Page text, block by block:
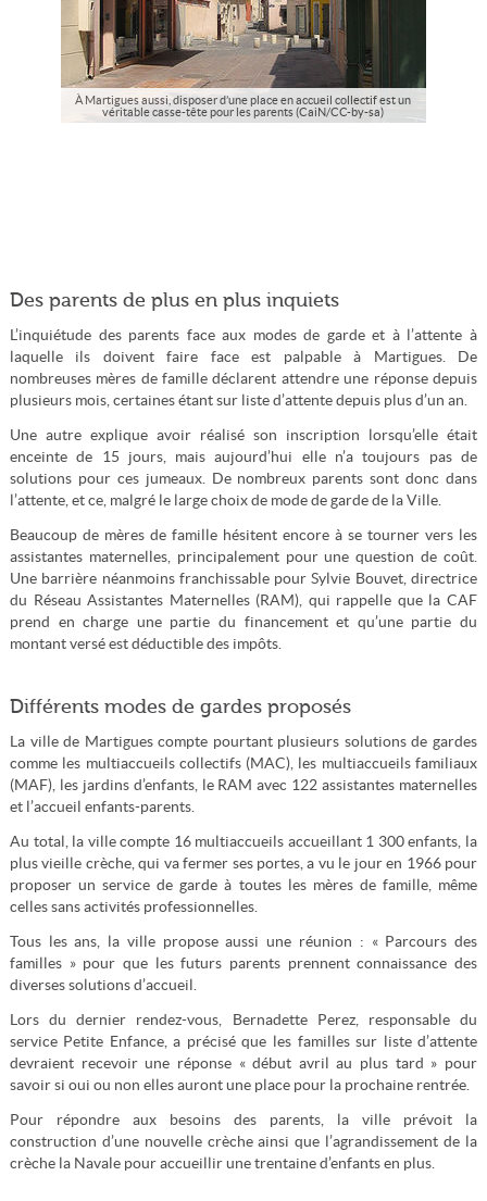
À Martigues aussi, disposer d’une place en accueil collectif est un
véritable casse-tête pour les parents (CaiN/CC-by-sa)
Des parents de plus en plus inquiets
L’inquiétude des parents face aux modes de garde et à l’attente à
laquelle ils doivent faire face est palpable à Martigues. De
nombreuses mères de famille déclarent attendre une réponse depuis
plusieurs mois, certaines étant sur liste d’attente depuis plus d’un an.
Une autre explique avoir réalisé son inscription lorsqu’elle était
enceinte de 15 jours, mais aujourd’hui elle n’a toujours pas de
solutions pour ces jumeaux. De nombreux parents sont donc dans
l’attente, et ce, malgré le large choix de mode de garde de la Ville.
Beaucoup de mères de famille hésitent encore à se tourner vers les
assistantes maternelles, principalement pour une question de coût.
Une barrière néanmoins franchissable pour Sylvie Bouvet, directrice
du Réseau Assistantes Maternelles (RAM), qui rappelle que la CAF
prend en charge une partie du financement et qu’une partie du
montant versé est déductible des impôts.
Différents modes de gardes proposés
La ville de Martigues compte pourtant plusieurs solutions de gardes
comme les multiaccueils collectifs (MAC), les multiaccueils familiaux
(MAF), les jardins d’enfants, le RAM avec 122 assistantes maternelles
et l’accueil enfants-parents.
Au total, la ville compte 16 multiaccueils accueillant 1 300 enfants, la
plus vieille crèche, qui va fermer ses portes, a vu le jour en 1966 pour
proposer un service de garde à toutes les mères de famille, même
celles sans activités professionnelles.
Tous les ans, la ville propose aussi une réunion : « Parcours des
familles » pour que les futurs parents prennent connaissance des
diverses solutions d’accueil.
Lors du dernier rendez-vous, Bernadette Perez, responsable du
service Petite Enfance, a précisé que les familles sur liste d’attente
devraient recevoir une réponse « début avril au plus tard » pour
savoir si oui ou non elles auront une place pour la prochaine rentrée.
Pour répondre aux besoins des parents, la ville prévoit la
construction d’une nouvelle crèche ainsi que l’agrandissement de la
crèche la Navale pour accueillir une trentaine d’enfants en plus.